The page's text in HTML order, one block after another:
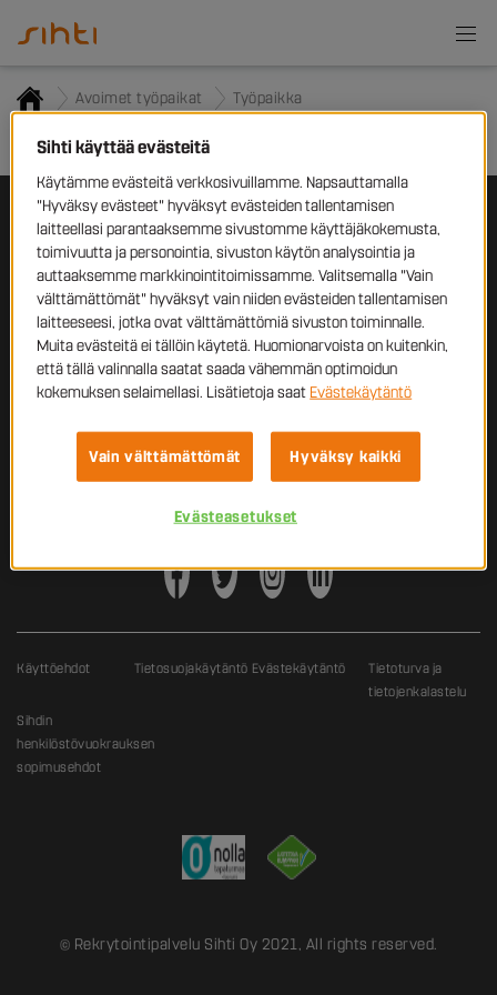
Avoimet työpaikat Työpaikka
Työpaikkailmoitusta ei löytynyt
Työnhakijoille
Yrityksille
Sihti
Ota yhteyttä
Esplanadi 2,
33100 Tampere
+358 10 320 6500
sihti@sihti.fi
Käyttöehdot Tietosuojakäytäntö Evästekäytäntö
Tietoturva ja
tietojenkalastelu
Sihdin
henkilöstövuokrauksen
sopimusehdot
© Rekrytointipalvelu Sihti Oy 2021, All rights reserved.
Sihti käyttää evästeitä
Käytämme evästeitä verkkosivuillamme. Napsauttamalla
"Hyväksy evästeet" hyväksyt evästeiden tallentamisen
laitteellasi parantaaksemme sivustomme käyttäjäkokemusta,
toimivuutta ja personointia, sivuston käytön analysointia ja
auttaaksemme markkinointitoimissamme. Valitsemalla "Vain
välttämättömät" hyväksyt vain niiden evästeiden tallentamisen
laitteeseesi, jotka ovat välttämättömiä sivuston toiminnalle.
Muita evästeitä ei tällöin käytetä. Huomionarvoista on kuitenkin,
että tällä valinnalla saatat saada vähemmän optimoidun
kokemuksen selaimellasi. Lisätietoja saat Evästekäytäntö
Vain välttämättömät Hyväksy kaikki
Evästeasetukset